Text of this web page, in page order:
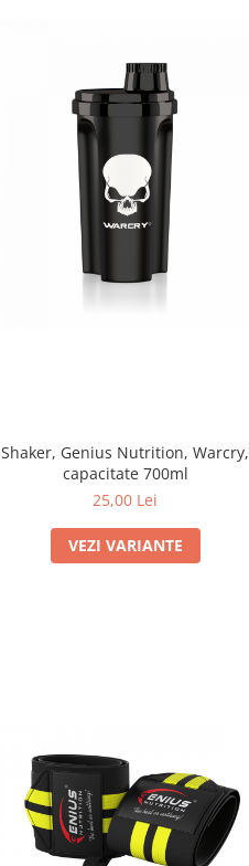
Shaker, Genius Nutrition, Warcry,
capacitate 700ml
25,00 Lei
VEZI VARIANTE